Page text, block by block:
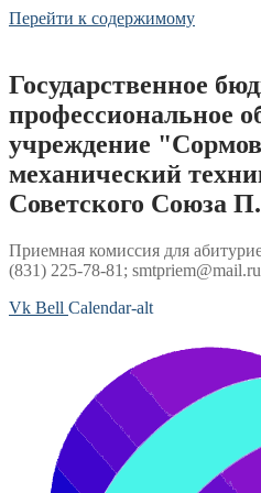
Перейти к содержимому
Государственное
профессиональное
учреждение
механический
Советского Союза
Приемная комиссия для
(831) 225-78-81; smtpriem@mail.ru
Vk Bell Calendar-alt